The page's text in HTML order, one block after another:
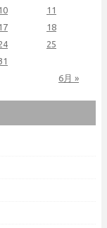
6月 »
11
18
25